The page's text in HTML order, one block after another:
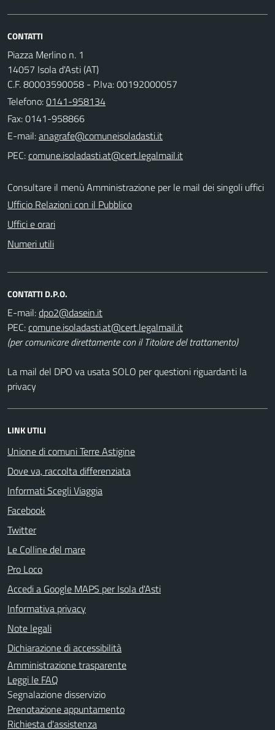
CONTATTI
Piazza Merlino n. 1
14057 Isola d'Asti (AT)
C.F. 80003590058 - P.Iva: 00192000057
Telefono:0141-958134
Fax: 0141-958866
E-mail:
PEC:
Consultare il menù Amministrazione per le mail dei singoli uffici
Ufficio Relazioni con il Pubblico
Uffici e orari
Numeri utili
CONTATTI D.P.O.
E-mail:
PEC:
(per comunicare direttamente con il Titolare del trattamento)
La mail del DPO va usata SOLO per questioni riguardanti la
privacy
LINK UTILI
Unione di comuni Terre Astigine
Dove va, raccolta differenziata
Informati Scegli Viaggia
Facebook
Twitter
Le Colline del mare
Pro Loco
Accedi a Google MAPS per Isola d'Asti
Informativa privacy
Note legali
Dichiarazione di accessibilità
Amministrazione trasparente
Leggi le FAQ
Segnalazione disservizio
Prenotazione appuntamento
Richiesta d'assistenza